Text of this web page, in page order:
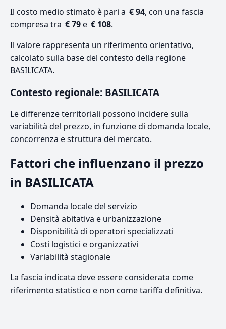
Il costo medio stimato è pari a € 94, con una fascia
compresa tra € 79e € 108.
Il valore rappresenta un riferimento orientativo,
calcolato sulla base del contesto della regione
BASILICATA.
Contesto regionale: BASILICATA
Le differenze territoriali possono incidere sulla
variabilità del prezzo, in funzione di domanda locale,
concorrenza e struttura del mercato.
Fattori che influenzano il prezzo
in BASILICATA
Domanda locale del servizio
Densità abitativa e urbanizzazione
Disponibilità di operatori specializzati
Costi logistici e organizzativi
Variabilità stagionale
La fascia indicata deve essere considerata come
riferimento statistico e non come tariffa definitiva.